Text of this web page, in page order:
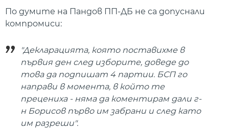
По думите на Пандов ПП-ДБ не са допуснали
компромиси:
"Декларацията, която поставихме в
първия ден след изборите, доведе до
това да подпишат 4 партии. БСП го
направи в момента, в който те
прецениха - няма да коментирам дали г-
н Борисов първо им забрани и след като
им разреши".